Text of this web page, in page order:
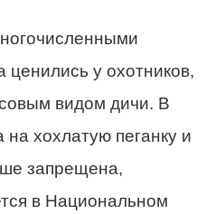
ценились у охотников,
видом дичи. В
хохлатую пеганку и
запрещена,
в Национальном